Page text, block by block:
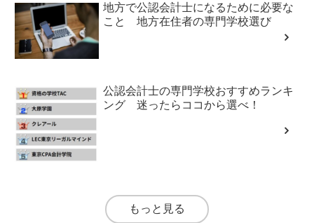
地方で公認会計士になるために必要な
こと 地方在住者の専門学校選び
公認会計士の専門学校おすすめランキ
ング 迷ったらココから選べ！
もっと見る